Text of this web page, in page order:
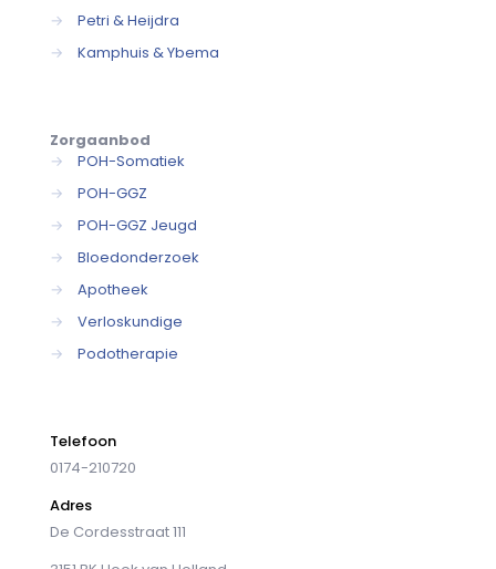
→
Petri & Heijdra
→
Kamphuis & Ybema
Zorgaanbod
→
POH-Somatiek
→
POH-GGZ
→
POH-GGZ Jeugd
→
Bloedonderzoek
→
Apotheek
→
Verloskundige
→
Podotherapie
Telefoon
0174-210720
Adres
De Cordesstraat 111